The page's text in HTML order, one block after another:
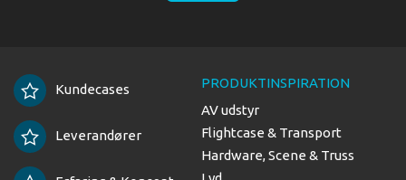
Kundecases
Leverandører
PRODUKTINSPIRATION
AV udstyr
Flightcase & Transport
Hardware, Scene & Truss